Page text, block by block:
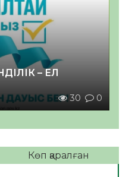
– ЕЛ
30 0
Көп қаралған